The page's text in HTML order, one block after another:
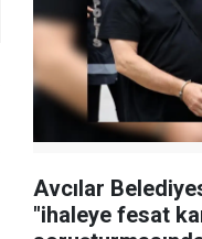
Avcılar
"ihaleye fesat